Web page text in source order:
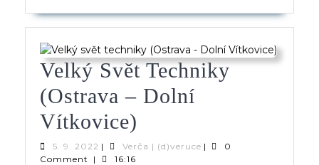
Velký Svět Techniky
(Ostrava – Dolní
Vítkovice)
Svět
5. 9. 2022 5.
9.
| Verča | (d)veruceVerča
|
0
Comment
| 16:16